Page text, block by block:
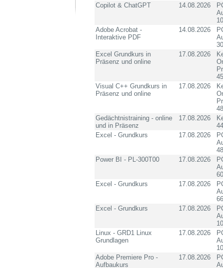
Copilot & ChatGPT
14.08.2026
Adobe Acrobat -
Interaktive PDF
14.08.2026
Excel Grundkurs in
Präsenz und online
17.08.2026
Visual C++ Grundkurs in
Präsenz und online
17.08.2026
Gedächtnistraining - online
und in Präsenz
17.08.2026
Excel - Grundkurs
17.08.2026
Power BI - PL-300T00
17.08.2026
Excel - Grundkurs
17.08.2026
Excel - Grundkurs
17.08.2026
Linux - GRD1 Linux
Grundlagen
17.08.2026
Adobe Premiere Pro -
Aufbaukurs
17.08.2026